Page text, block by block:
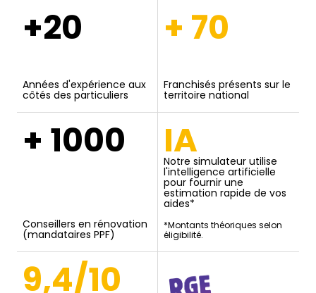
+20
Années d'expérience aux
côtés des particuliers
+ 70
Franchisés présents sur le
territoire national
+ 1000
Conseillers en rénovation
(mandataires PPF)
IA
Notre simulateur utilise
l'intelligence artificielle
pour fournir une
estimation rapide de vos
aides*
*Montants théoriques selon
éligibilité.
9,4/10